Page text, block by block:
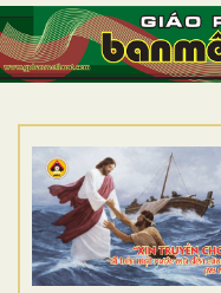
TRANG NHẤT
GIỚI THIỆU
DÒNG TU
BAN MỤC VỤ
ĐOÀN THỂ CG